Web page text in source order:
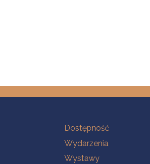
Na skróty
Dostępność
Wydarzenia
Wystawy